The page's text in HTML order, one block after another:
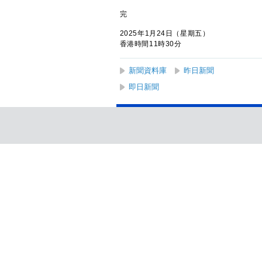
完
2025年1月24日（星期五）
香港時間11時30分
新聞資料庫 昨日新聞
即日新聞